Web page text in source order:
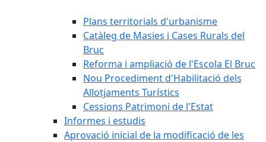
Plans territorials d'urbanisme
Catàleg de Masies i Cases Rurals del
Bruc
Reforma i ampliació de l'Escola El Bruc
Nou Procediment d'Habilitació dels
Allotjaments Turístics
Cessions Patrimoni de l'Estat
Informes i estudis
Aprovació inicial de la modificació de les